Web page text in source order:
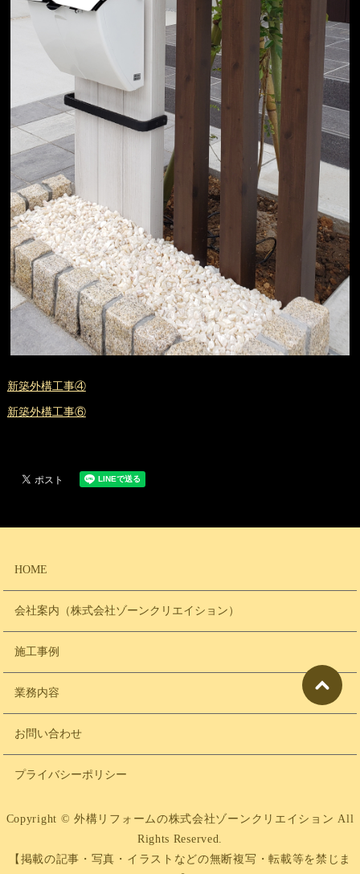
新築外構工事④
新築外構工事⑥
HOME
会社案内（株式会社ゾーンクリエイション）
施工事例
業務内容
お問い合わせ
プライバシーポリシー
Copyright © 外構リフォームの株式会社ゾーンクリエイション All
Rights Reserved.
【掲載の記事・写真・イラストなどの無断複写・転載等を禁じま